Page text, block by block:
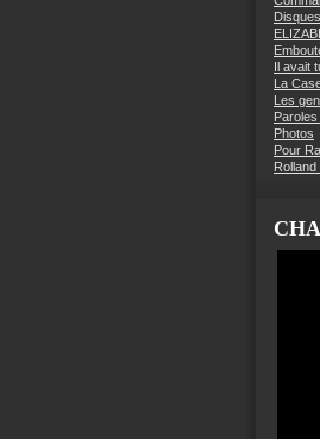
Disques
Il avait
La
Les
Photos
Pour